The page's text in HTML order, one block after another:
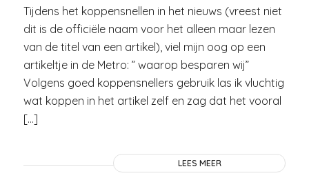
Tijdens het koppensnellen in het nieuws (vreest niet
dit is de officiële naam voor het alleen maar lezen
van de titel van een artikel), viel mijn oog op een
artikeltje in de Metro: ” waarop besparen wij”
Volgens goed koppensnellers gebruik las ik vluchtig
wat koppen in het artikel zelf en zag dat het vooral
[…]
LEES MEER